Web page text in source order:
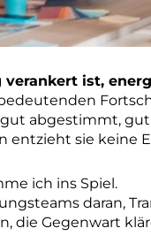
verankert ist,
abgestimmt,
entzieht sie keine
ich ins Spiel.
daran,
die Gegenwart